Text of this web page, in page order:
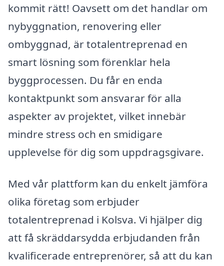
kommit rätt! Oavsett om det handlar om
nybyggnation, renovering eller
ombyggnad, är totalentreprenad en
smart lösning som förenklar hela
byggprocessen. Du får en enda
kontaktpunkt som ansvarar för alla
aspekter av projektet, vilket innebär
mindre stress och en smidigare
upplevelse för dig som uppdragsgivare.
Med vår plattform kan du enkelt jämföra
olika företag som erbjuder
totalentreprenad i Kolsva. Vi hjälper dig
att få skräddarsydda erbjudanden från
kvalificerade entreprenörer, så att du kan